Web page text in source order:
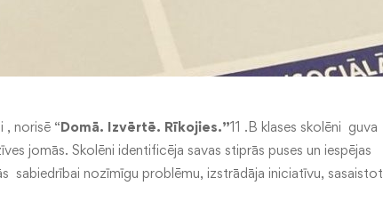
, norisē “Domā. Izvērtē. Rīkojies.”11 .B klases skolēni guva
jomās. Skolēni identificēja savas stiprās puses un iespējas
sabiedrībai nozīmīgu problēmu, izstrādāja iniciatīvu, sasaistot